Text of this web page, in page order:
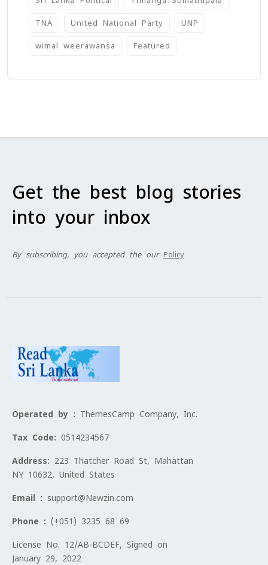
TNA United National Party UNP
wimal weerawansa ‍Featured
Get the best blog stories
into your inbox
By subscribing, you accepted the our Policy
Operated by : ThemesCamp Company, Inc.
Tax Code: 0514234567
Address: 223 Thatcher Road St, Mahattan
NY 10632, United States
Email : support@Newzin.com
Phone : (+051) 3235 68 69
License No. 12/AB-BCDEF, Signed on
January 29, 2022